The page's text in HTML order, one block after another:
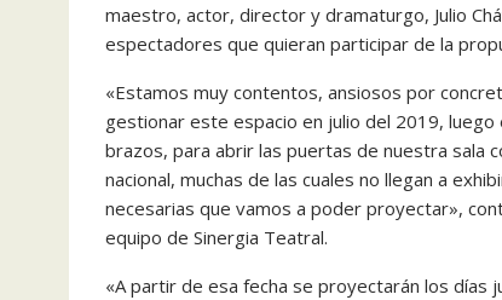
maestro, actor, director y dramaturgo, Julio
espectadores que quieran participar de la
«Estamos muy contentos, ansiosos por
gestionar este espacio en julio del 2019,
brazos, para abrir las puertas de nuestra sala
nacional, muchas de las cuales no llegan a
necesarias que vamos a poder proyectar»,
equipo de Sinergia Teatral.
«A partir de esa fecha se proyectarán los días